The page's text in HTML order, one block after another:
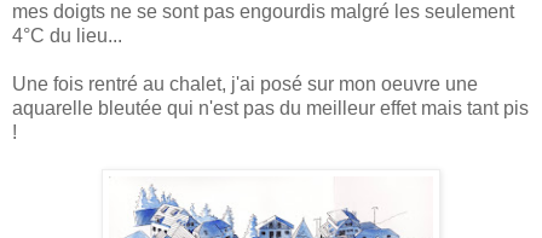
mes doigts ne se sont pas engourdis malgré les seulement
4°C du lieu...
Une fois rentré au chalet, j'ai posé sur mon oeuvre une
aquarelle bleutée qui n'est pas du meilleur effet mais tant pis
!